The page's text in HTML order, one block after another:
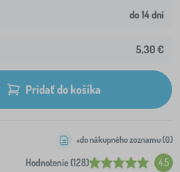
do 14 dní
5,30 €
Pridať do košíka
Hodnotenie (128) 4.5
+do nákupného zoznamu (0)